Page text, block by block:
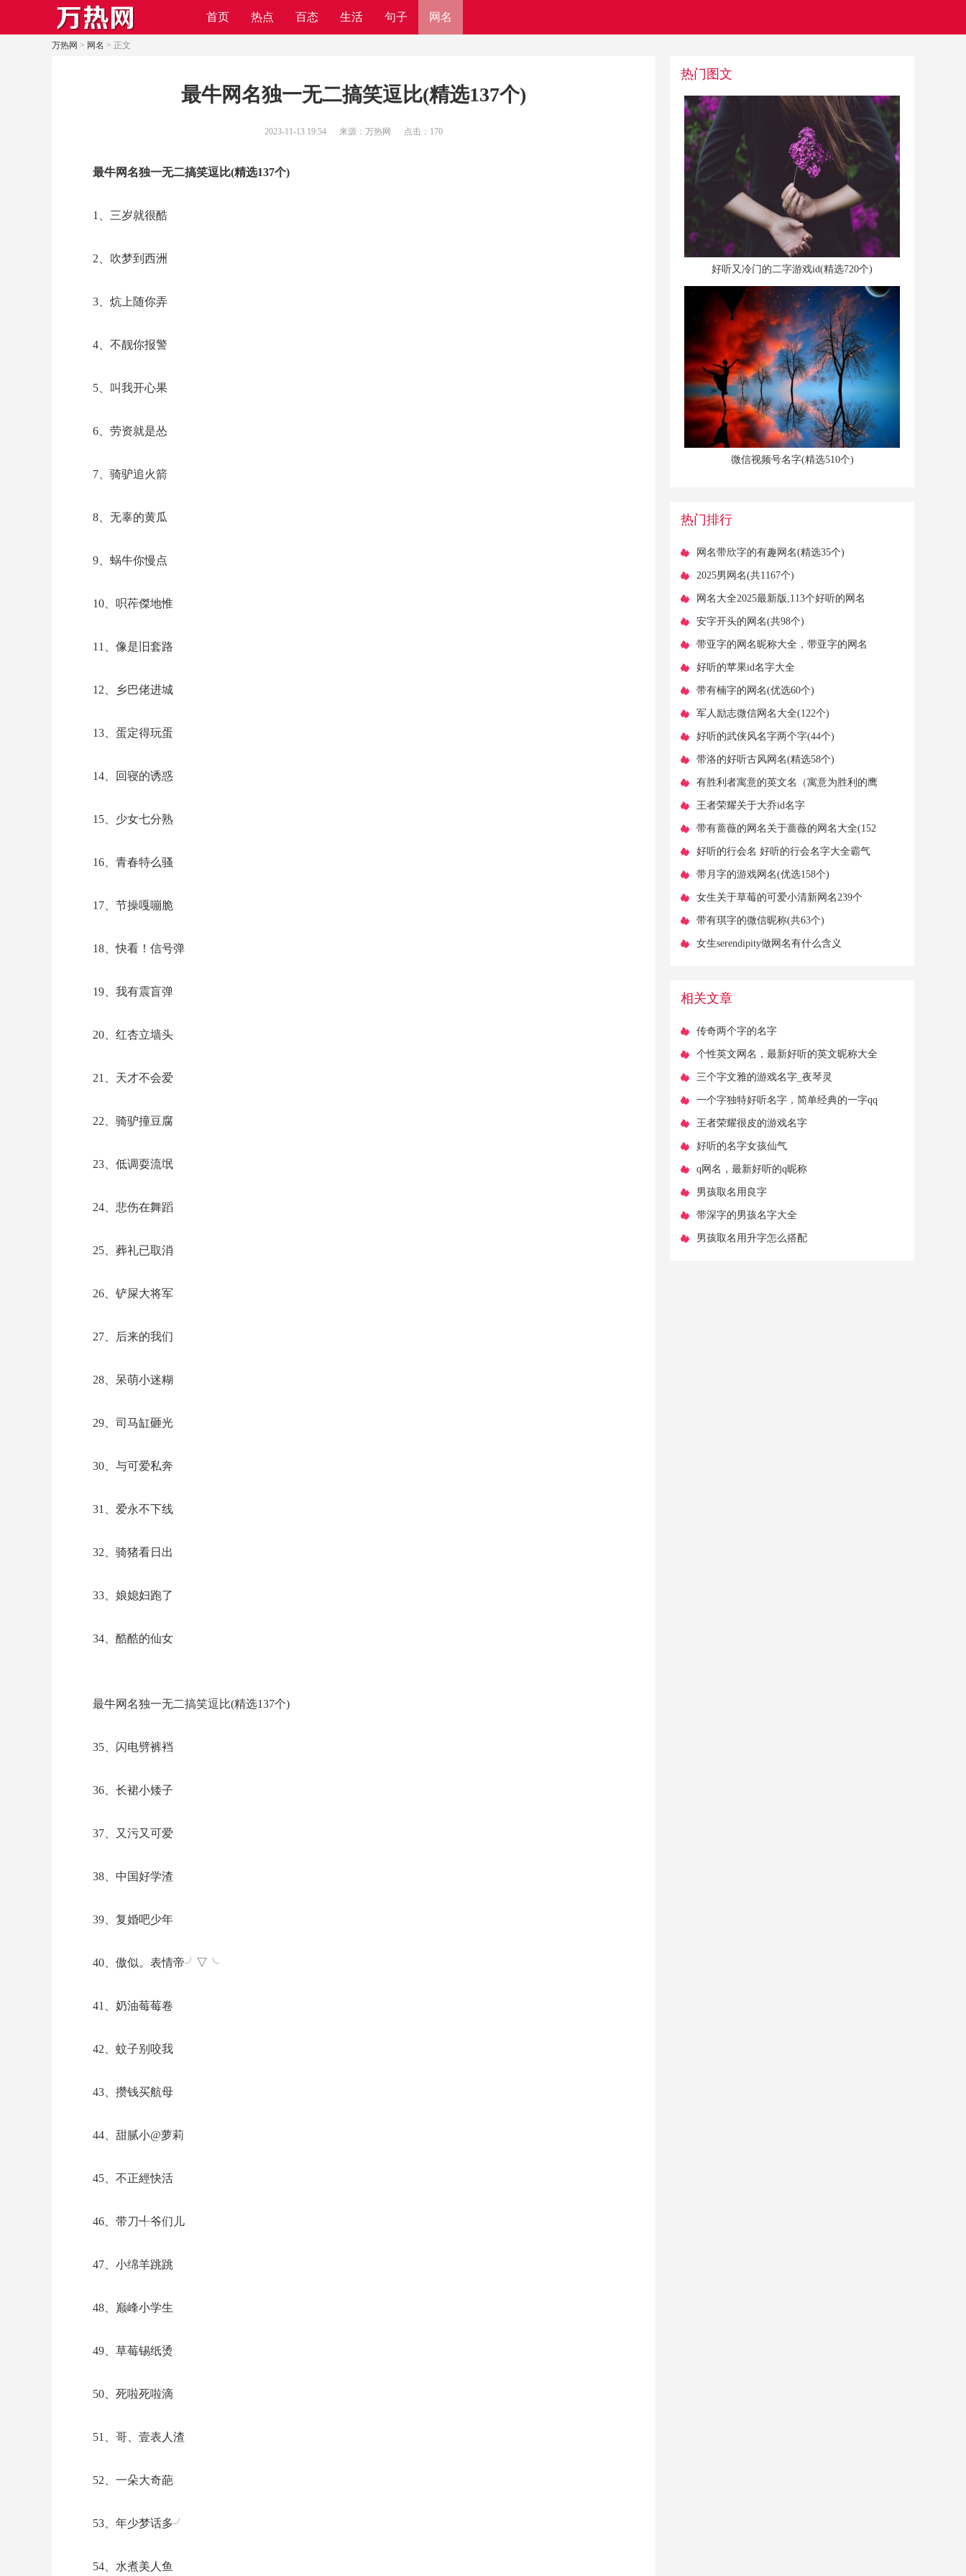
首页 热点 百态 生活 句子 网名
万热网 > 网名 > 正文
​最牛网名独一无二搞笑逗比(精选137个)
2023-11-13 19:54 来源：万热网 点击： 170
最牛网名独一无二搞笑逗比(精选137个)
1、三岁就很酷
2、吹梦到西洲
3、炕上随你弄
4、不靓你报警
5、叫我开心果
6、劳资就是怂
7、骑驴追火箭
8、无辜的黄瓜
9、蜗牛你慢点
10、呮莋傑地惟
11、像是旧套路
12、乡巴佬进城
13、蛋定得玩蛋
14、回寝的诱惑
15、少女七分熟
16、青春特么骚
17、节操嘎嘣脆
18、快看！信号弹
19、我有震盲弹
20、红杏立墙头
21、天才不会爱
22、骑驴撞豆腐
23、低调耍流氓
24、悲伤在舞蹈
25、葬礼已取消
26、铲屎大将军
27、后来的我们
28、呆萌小迷糊
29、司马缸砸光
30、与可爱私奔
31、爱永不下线
32、骑猪看日出
33、娘媳妇跑了
34、酷酷的仙女
最牛网名独一无二搞笑逗比(精选137个)
35、闪电劈裤裆
36、长裙小矮子
37、又污又可爱
38、中国好学渣
39、复婚吧少年
40、傲似。表情帝╯▽╰
41、奶油莓莓卷
42、蚊子别咬我
43、攒钱买航母
44、甜腻小@萝莉
45、不正經快活
46、带刀╃爷们儿
47、小绵羊跳跳
热门图文
​好听又冷门的二字游戏id(精选720个)
​微信视频号名字(精选510个)
热门排行
​网名带欣字的有趣网名(精选35个)
​2025男网名(共1167个)
​网名大全2025最新版,113个好听的网名
​安字开头的网名(共98个)
​带亚字的网名昵称大全，带亚字的网名
(163句)
​好听的苹果id名字大全
​带有楠字的网名(优选60个)
​军人励志微信网名大全(122个)
​好听的武侠风名字两个字(44个)
​带洛的好听古风网名(精选58个)
​有胜利者寓意的英文名（寓意为胜利的鹰
的英文名字）
​王者荣耀关于大乔id名字
​带有蔷薇的网名关于蔷薇的网名大全(152
个)
​好听的行会名 好听的行会名字大全霸气
(精选121个)
​带月字的游戏网名(优选158个)
​女生关于草莓的可爱小清新网名239个
​带有琪字的微信昵称(共63个)
​女生serendipity做网名有什么含义
相关文章
​传奇两个字的名字
​个性英文网名，最新好听的英文昵称大全
​三个字文雅的游戏名字_夜琴灵
​一个字独特好听名字，简单经典的一字qq
网名
​王者荣耀很皮的游戏名字
​好听的名字女孩仙气
​q网名，最新好听的q昵称
​男孩取名用良字
​带深字的男孩名字大全
​男孩取名用升字怎么搭配